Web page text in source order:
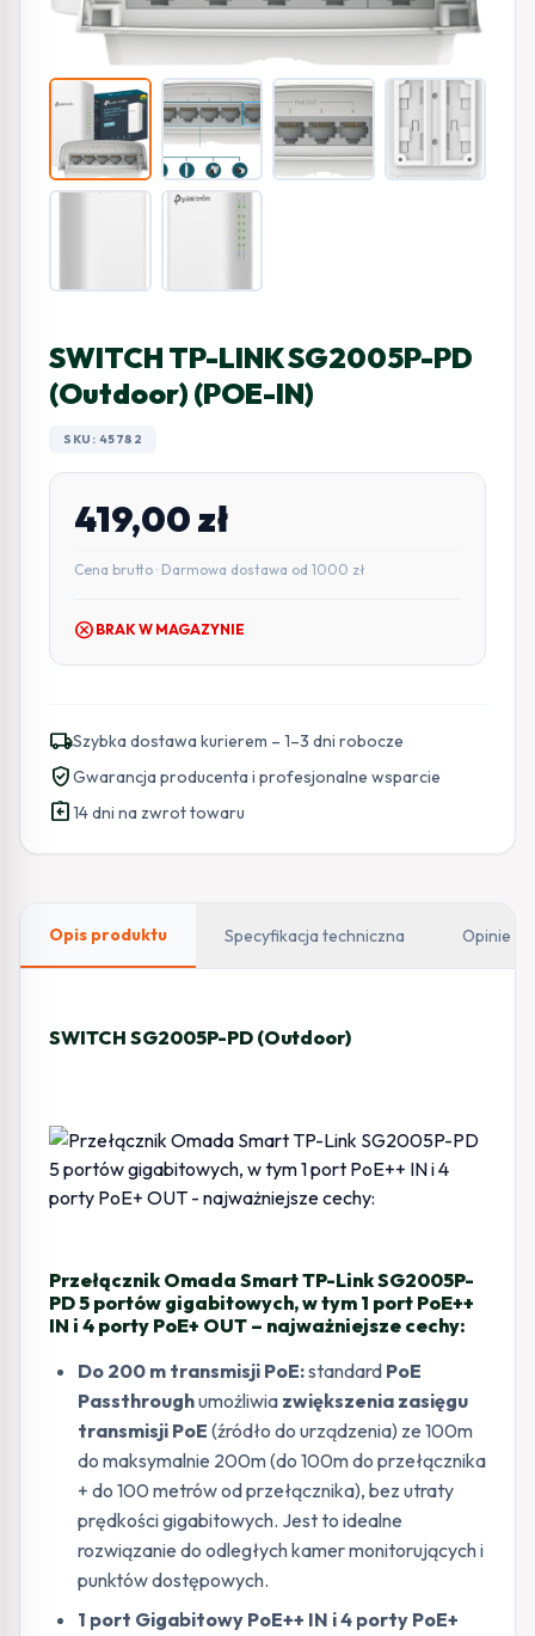
SWITCH TP-LINK SG2005P-PD
(Outdoor) (POE-IN)
SKU: 45782
419,00zł
Cena brutto · Darmowa dostawa od 1000 zł
cancel BRAK W MAGAZYNIE
local_shippingSzybka dostawa kurierem – 1–3 dni robocze
verified_userGwarancja producenta i profesjonalne wsparcie
assignment_return14 dni na zwrot towaru
Opis produktu Specyfikacja techniczna Opinie
SWITCH SG2005P-PD (Outdoor)
Przełącznik Omada Smart TP-Link SG2005P-
PD 5 portów gigabitowych, w tym 1 port PoE++
IN i 4 porty PoE+ OUT – najważniejsze cechy:
Do 200 m transmisji PoE:standard PoE
Passthroughumożliwia zwiększenia zasięgu
transmisji PoE (źródło do urządzenia) ze 100m
do maksymalnie 200m (do 100m do przełącznika
+ do 100 metrów od przełącznika), bez utraty
prędkości gigabitowych. Jest to idealne
rozwiązanie do odległych kamer monitorujących i
punktów dostępowych.
1 port Gigabitowy PoE++ IN i 4 porty PoE+